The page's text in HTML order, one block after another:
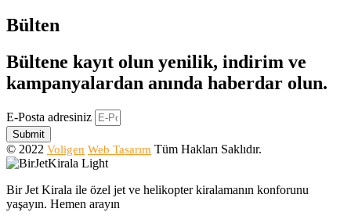
Bülten
Bültene kayıt olun yenilik, indirim ve
kampanyalardan anında haberdar olun.
E-Posta adresiniz
Submit
© 2022 Voligen Web Tasarım Tüm Hakları Saklıdır.
Bir Jet Kirala ile özel jet ve helikopter kiralamanın konforunu
yaşayın. Hemen arayın